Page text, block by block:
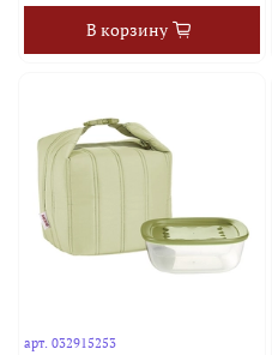
В корзину
арт.032915253